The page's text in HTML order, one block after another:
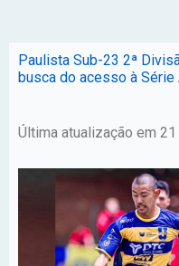
Paulista Sub-23 2ª
busca do acesso à Série
Última atualização em